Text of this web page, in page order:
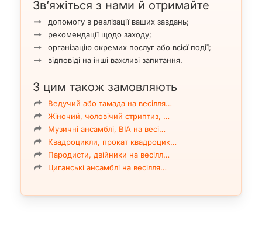
Зв’яжіться з нами й отримайте
допомогу в реалізації ваших завдань;
рекомендації щодо заходу;
організацію окремих послуг або всієї події;
відповіді на інші важливі запитання.
З цим також замовляють
Ведучий або тамада на весілля…
Жіночий, чоловічий стриптиз, …
Музичні ансамблі, ВІА на весі…
Квадроцикли, прокат квадроцик…
Пародисти, двійники на весілл…
Циганські ансамблі на весілля…